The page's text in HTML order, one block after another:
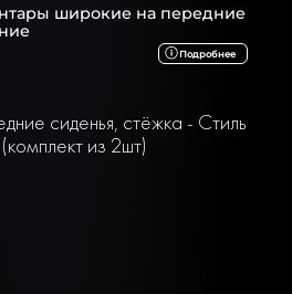
широкие на передние
Подробнее